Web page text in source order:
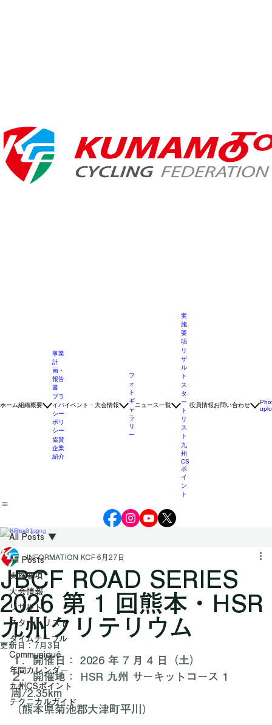
事業
計
画・
報告
書
プラ
イバ
シー
ポリ
シー
協賛
企業
フ
ォ
ト
ギ
ャ
ラ
リ
実
施
要
項
リ
ザ
ル
ト
ス
タ
ー
ト
リ
ス
ト
九
州
CS
ポ
イ
ン
All Posts
実施要項
大会情報
リザルト
スタートリスト
タイムテーブル
Communiqué
年間カレンダー
九州CSポイント
テクニカルガイド
All Posts
JBCF ROAD SERIES
2026 第 1 回熊本・HSR
九州クリテリウム
更新日：7月3日
１．開催日： 2026 年 7 月 4 日（土）
２．開催地： HSR 九州 サーキットコース 1
周/2.35km